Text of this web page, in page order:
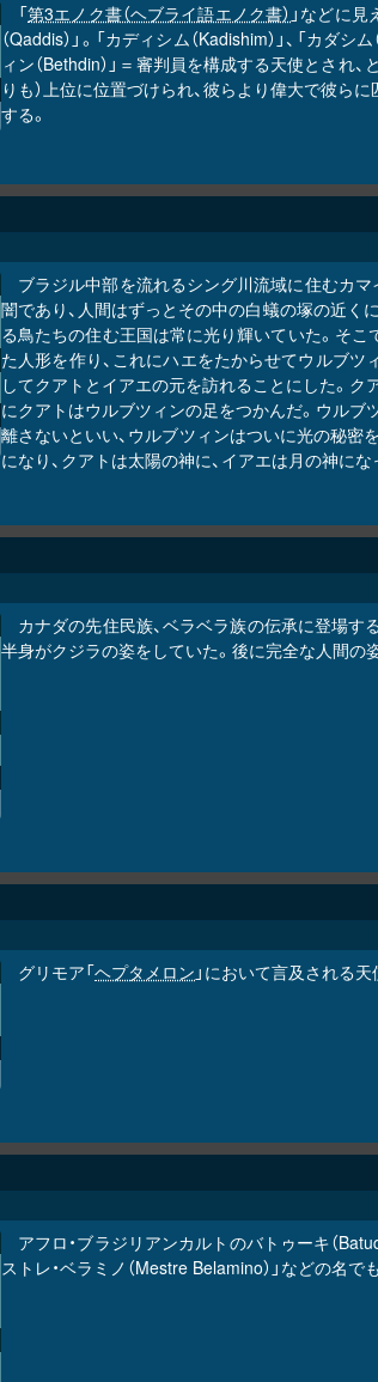
「第3エノク書（ヘブライ語エノク書） 」などに
（Qaddis）」。「カディシム（Kadishim）」、「カ
ィン（Bethdin）」＝審判員を構成する天使とされ、
りも）上位に位置づけられ、彼らより偉大で彼ら
する。
ブラジル中部を流れるシング川流域に住むカ
闇であり、人間はずっとその中の白蟻の塚の近く
る鳥たちの住む王国は常に光り輝いていた。そ
た人形を作り、これにハエをたからせてウルブ
してクアトとイアエの元を訪れることにした。
にクアトはウルブツィンの足をつかんだ。ウル
離さないといい、ウルブツィンはついに光の秘
になり、クアトは太陽の神に、イアエは月の神にな
カナダの先住民族、ベラベラ族の伝承に登場す
半身がクジラの姿をしていた。後に完全な人間の
グリモア「ヘプタメロン 」において言及される
アフロ・ブラジリアンカルトのバトゥーキ（
ストレ・ベラミノ（Mestre Belamino）」などの名で